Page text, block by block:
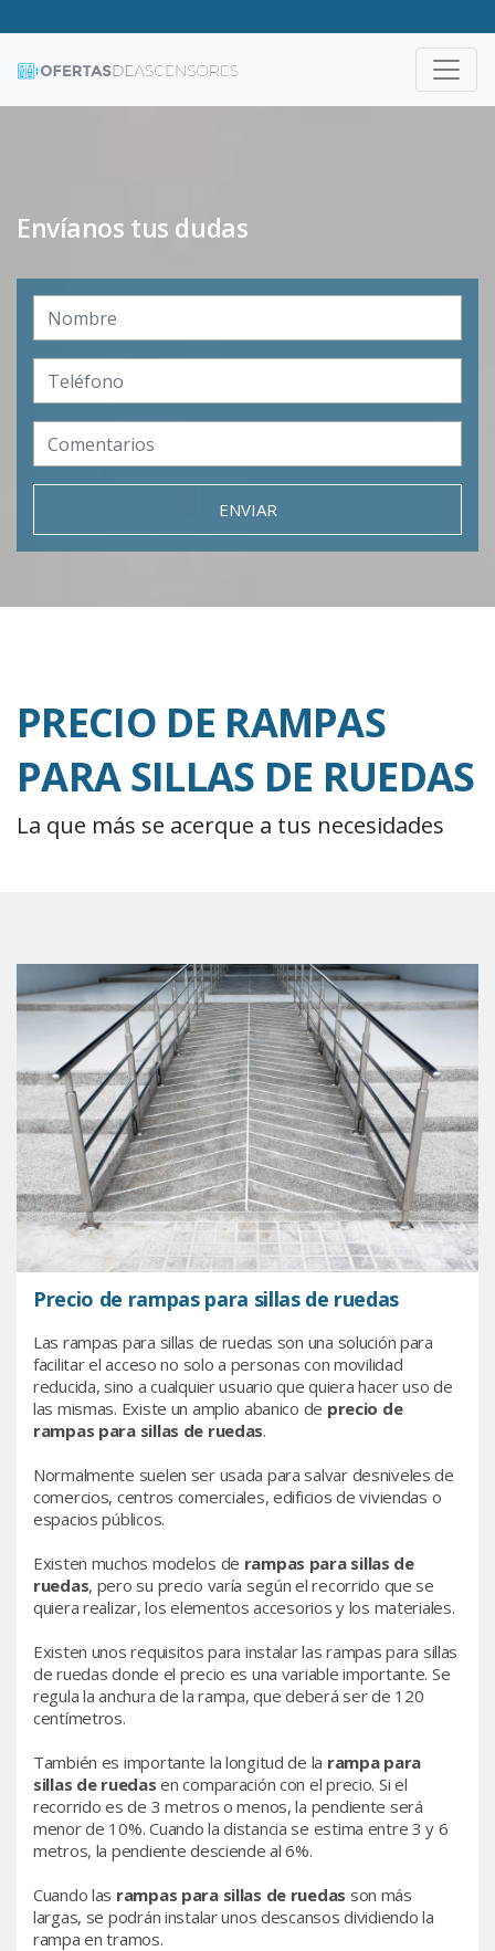
Envíanos tus dudas
ENVIAR
PRECIO DE RAMPAS
PARA SILLAS DE RUEDAS
La que más se acerque a tus necesidades
Precio de rampas para sillas de ruedas
Las rampas para sillas de ruedas son una solución para
facilitar el acceso no solo a personas con movilidad
reducida, sino a cualquier usuario que quiera hacer uso de
las mismas. Existe un amplio abanico de precio de
rampas para sillas de ruedas.
Normalmente suelen ser usada para salvar desniveles de
comercios, centros comerciales, edificios de viviendas o
espacios públicos.
Existen muchos modelos de rampas para sillas de
ruedas, pero su precio varía según el recorrido que se
quiera realizar, los elementos accesorios y los materiales.
Existen unos requisitos para instalar las rampas para sillas
de ruedas donde el precio es una variable importante. Se
regula la anchura de la rampa, que deberá ser de 120
centímetros.
También es importante la longitud de la rampa para
sillas de ruedas en comparación con el precio. Si el
recorrido es de 3 metros o menos, la pendiente será
menor de 10%. Cuando la distancia se estima entre 3 y 6
metros, la pendiente desciende al 6%.
Cuando las rampas para sillas de ruedas son más
largas, se podrán instalar unos descansos dividiendo la
rampa en tramos.